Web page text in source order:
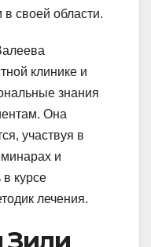
своей области.
клинике и
знания
Она
участвуя в
и
курсе
лечения.
Зили